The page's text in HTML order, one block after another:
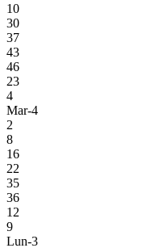
10
30
37
43
46
23
4
Mar-4
2
8
16
22
35
36
12
9
Lun-3